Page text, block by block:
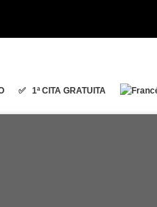
✅ 1ª CITA GRATUITA